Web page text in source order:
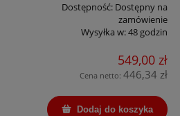
Dostępność: Dostępny na
zamówienie
Wysyłka w:48 godzin
549,00 zł
Cena netto: 446,34 zł
Dodaj do koszyka